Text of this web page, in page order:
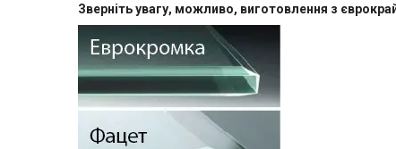
Зверніть увагу, можливо, виготовлення з